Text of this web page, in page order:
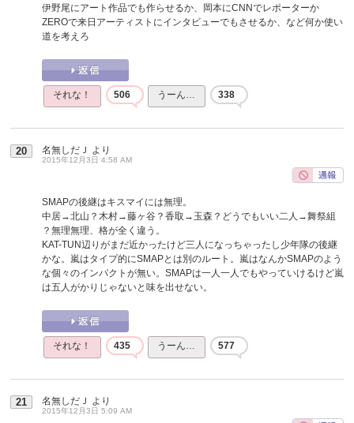
伊野尾にアート作品でも作らせるか、岡本にCNNでレポーターか
ZEROで来日アーティストにインタビューでもさせるか、など何か使い
道を考えろ
それな！ 506 うーん… 338
20 名無しだＪ より
2015年12月3日 4:58 AM
SMAPの後継はキスマイには無理。
中居→北山？木村→藤ヶ谷？香取→玉森？どうでもいい二人→舞祭組
？無理無理、格が全く違う。
KAT-TUN辺りがまだ近かったけど三人になっちゃったし少年隊の後継
かな。嵐はタイプ的にSMAPとは別のルート。嵐はなんかSMAPのよう
な個々のインパクトが無い。SMAPは一人一人でもやっていけるけど嵐
は五人がかりじゃないと味を出せない。
それな！ 435 うーん… 577
21 名無しだＪ より
2015年12月3日 5:09 AM